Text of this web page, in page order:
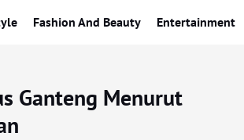
Fashion And Beauty Entertainment
Ganteng Menurut